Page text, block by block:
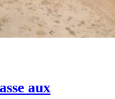
aux